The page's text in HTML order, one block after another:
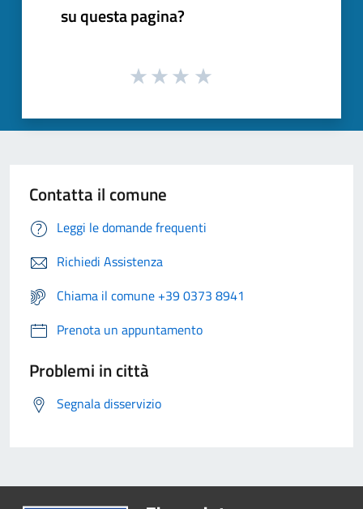
su questa pagina?
Contatta il comune
Leggi le domande frequenti
Richiedi Assistenza
Chiama il comune +39 0373 8941
Prenota un appuntamento
Problemi in città
Segnala disservizio